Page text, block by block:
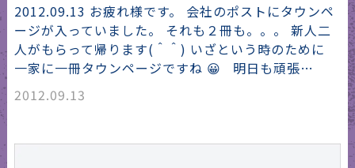
2012.09.13 お疲れ様です。 会社のポストにタウンペ
ージが入っていました。 それも２冊も。。。 新人二
人がもらって帰ります(＾＾) いざという時のために
一家に一冊タウンページですね 😀 明日も頑張…
2012.09.13